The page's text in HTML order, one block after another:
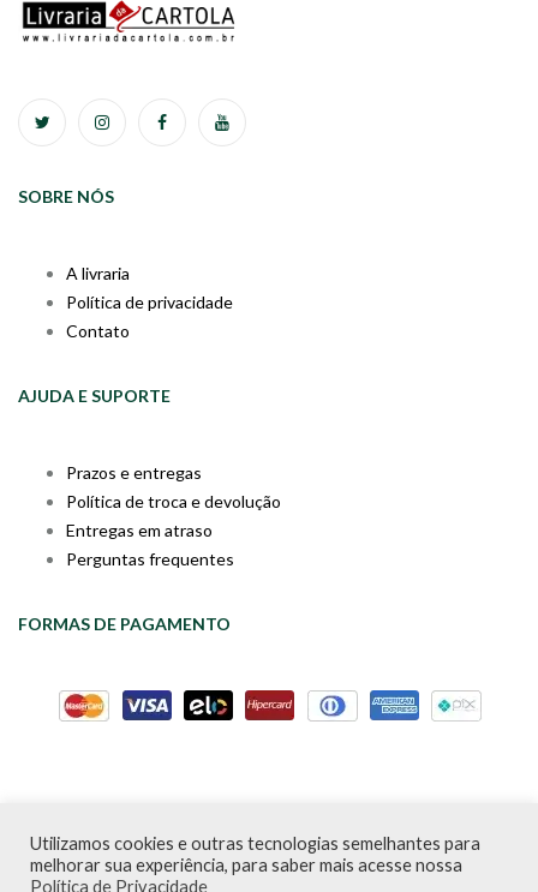
SOBRE NÓS
A livraria
Política de privacidade
Contato
AJUDA E SUPORTE
Prazos e entregas
Política de troca e devolução
Entregas em atraso
Perguntas frequentes
FORMAS DE PAGAMENTO
Livraria da Cartola © Desde 2020 | CNPJ: 31.298.135/0001-09 |
Desenvolvido porPDA Digital
Utilizamos cookies e outras tecnologias semelhantes para
melhorar sua experiência, para saber mais acesse nossa
Política de Privacidade